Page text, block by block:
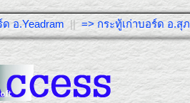
อ.Yeadram ||=> กระทู้เก่าบอร์ด อ.สุ